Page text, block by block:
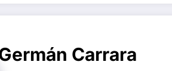
Carrara